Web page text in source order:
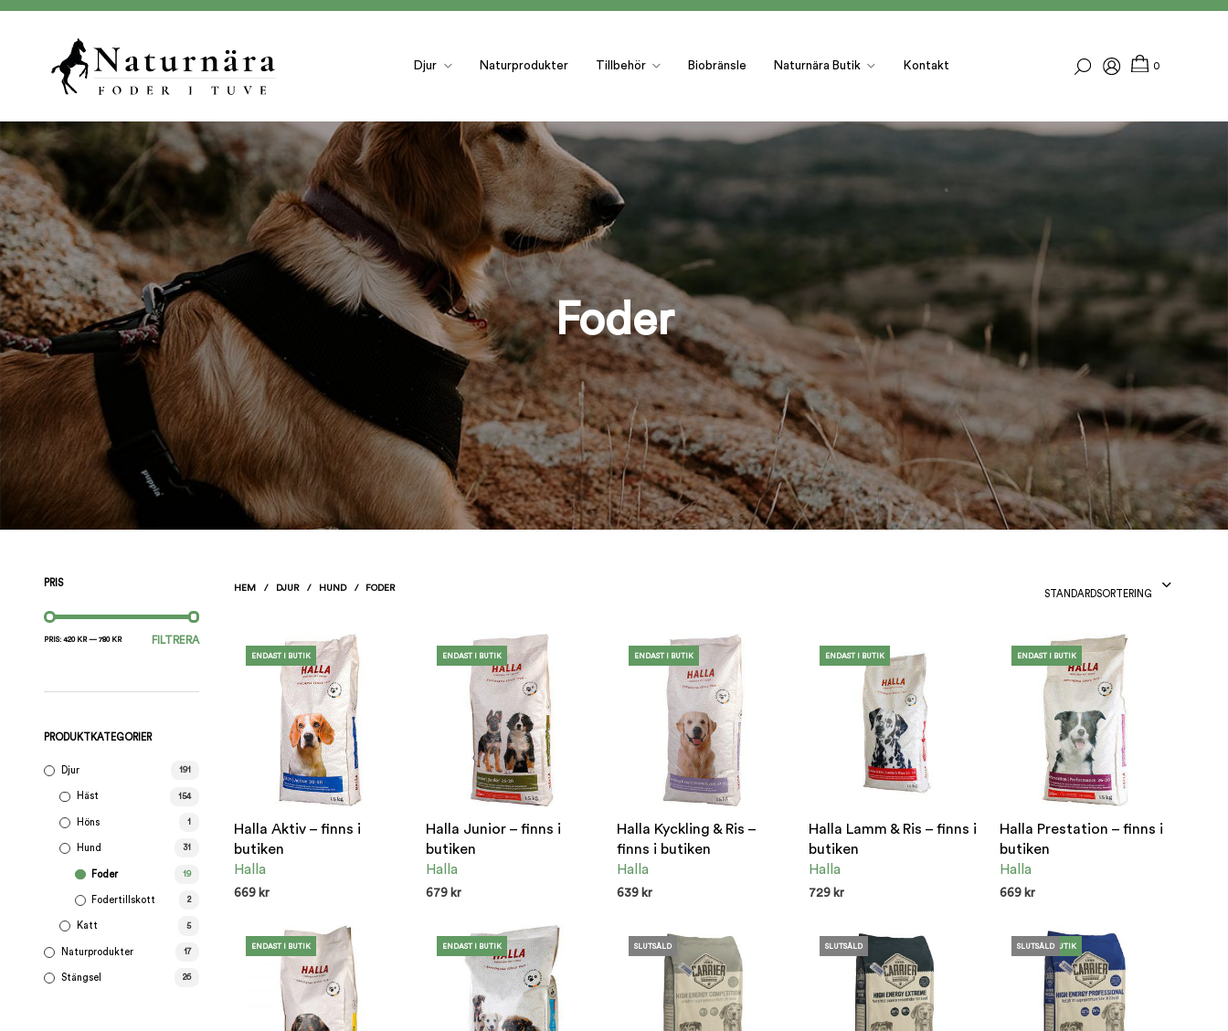
Djur Naturprodukter Tillbehör Biobränsle Naturnära Butik Kontakt 0
P
O
D
E
R
Foder
PRIS
MIN
MAX FILTRERA
PRIS:420 KR—780 KR
PRODUKTKATEGORIER
Djur 191
Häst 154
Höns 1
Hund 31
Foder 19
Fodertillskott 2
Katt 5
Naturprodukter 17
Stängsel 26
HEM / DJUR / HUND / FODER
STANDARDSORTERING
ENDAST I BUTIK
Halla Aktiv – finns i
butiken
Halla
669 kr
ENDAST I BUTIK
Halla Junior – finns i
butiken
Halla
679 kr
ENDAST I BUTIK
Halla Kyckling & Ris –
finns i butiken
Halla
639 kr
ENDAST I BUTIK
Halla Lamm & Ris – finns i
butiken
Halla
729 kr
ENDAST I BUTIK
Halla Prestation – finns i
butiken
Halla
669 kr
ENDAST I BUTIK ENDAST I BUTIK SLUTSÅLD SLUTSÅLD ENDAST I BUTIK
SLUTSÅLD